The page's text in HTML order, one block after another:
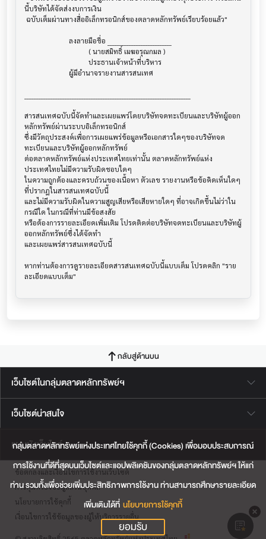
กลุ่มตลาดหลักทรัพย์แห่งประเทศไทยใช้คุกกี้ (Cookies) เพื่อมอบประสบการณ์
การใช้งานที่ดีที่สุดบนเว็บไซต์และแอปพลิเคชันของกลุ่มตลาดหลักทรัพย์ฯ ให้แก่
ท่าน รวมทั้งเพื่อช่วยเพิ่มประสิทธิภาพการใช้งาน ท่านสามารถศึกษารายละเอียด
เพิ่มเติมได้ที่ นโยบายการใช้คุกกี้
ยอมรับ
นี้บริษัทได้จัดส่งงบการเงิน
สารสนเทศฉบับนี้จัดทำและเผยแพร่โดยบริษัทจดทะเบียนและบริษัทผู้ออก
หลักทรัพย์ผ่านระบบอิเล็กทรอนิกส์
ซึ่งมีวัตถุประสงค์เพื่อการเผยแพร่ข้อมูลหรือเอกสารใดๆของบริษัทจด
ทะเบียนและบริษัทผู้ออกหลักทรัพย์
ต่อตลาดหลักทรัพย์แห่งประเทศไทยเท่านั้น ตลาดหลักทรัพย์แห่ง
ประเทศไทยไม่มีความรับผิดชอบใดๆ
ในความถูกต้องและครบถ้วนของเนื้อหา ตัวเลข รายงานหรือข้อคิดเห็นใดๆ
ที่ปรากฎในสารสนเทศฉบับนี้
และไม่มีความรับผิดในความสูญเสียหรือเสียหายใดๆ ที่อาจเกิดขึ้นไม่ว่าใน
กรณีใด ในกรณีที่ท่านมีข้อสงสัย
หรือต้องการรายละเอียดเพิ่มเติม โปรดติดต่อบริษัทจดทะเบียนและบริษัทผู้
ออกหลักทรัพย์ซึ่งได้จัดทำ
และเผยแพร่สารสนเทศฉบับนี้
หากท่านต้องการดูรายละเอียดสารสนเทศฉบับนี้แบบเต็ม โปรดคลิก "ราย
กลับสู่ด้านบน
เว็บไซต์ในกลุ่มตลาดหลักทรัพย์ฯ
เว็บไซต์น่าสนใจ
แผนผังเว็บไซต์
ข้อตกลงและเงื่อนไขการใช้งานเว็บไซต์
การคุ้มครองข้อมูลส่วนบุคคล
นโยบายการใช้คุกกี้
เงื่อนไขการใช้ข้อมูลของผู้ให้บริการรายอื่น